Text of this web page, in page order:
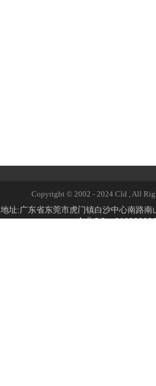
Copyright © 2002 - 2024 Cld , All
地址:广东省东莞市虎门镇白沙中心南路
企业QQ：